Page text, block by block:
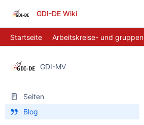
GDI-DE Wiki
Startseite Arbeitskreise- und gruppen
GDI-MV
Seiten
Blog